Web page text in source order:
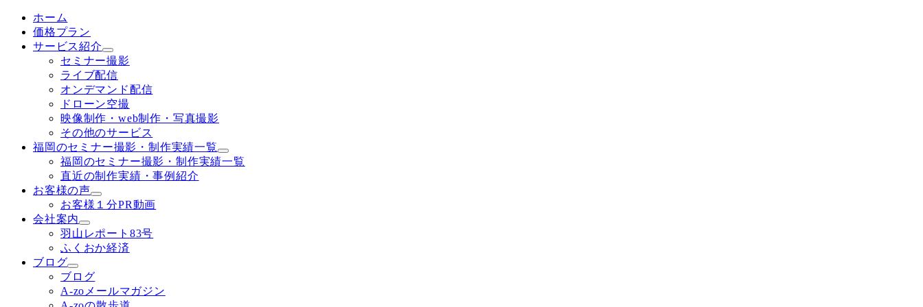
ホーム
価格プラン
サービス紹介
セミナー撮影
ライブ配信
オンデマンド配信
ドローン空撮
映像制作・web制作・写真撮影
その他のサービス
福岡のセミナー撮影・制作実績一覧
福岡のセミナー撮影・制作実績一覧
直近の制作実績・事例紹介
お客様の声
お客様１分PR動画
会社案内
羽山レポート83号
ふくおか経済
ブログ
ブログ
A-zoメールマガジン